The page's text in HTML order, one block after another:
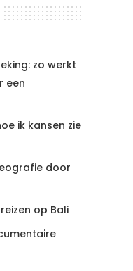
zo werkt
een
ik kansen zie
door
op Bali